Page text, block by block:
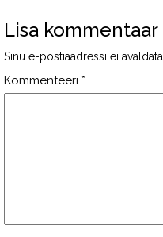
Lisa kommentaar
Sinu e-postiaadressi ei avaldata.
Kommenteeri *